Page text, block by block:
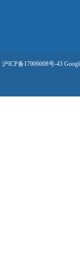
沪ICP备17006008号-43